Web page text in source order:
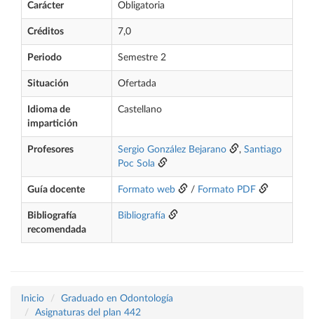
Carácter Obligatoria
Créditos 7,0
Periodo Semestre 2
Situación Ofertada
Idioma de
impartición
Castellano
Profesores Sergio González Bejarano , Santiago
Poc Sola
Guía docente Formato web / Formato PDF
Bibliografía
recomendada
Bibliografía
Inicio
Graduado en Odontología
Asignaturas del plan 442